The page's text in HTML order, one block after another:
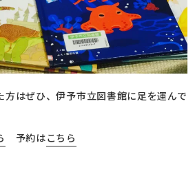
はぜひ、伊予市立図書館に足を運んで
予約はこちら